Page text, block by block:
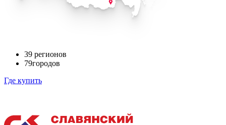
39 регионов
79городов
Где купить